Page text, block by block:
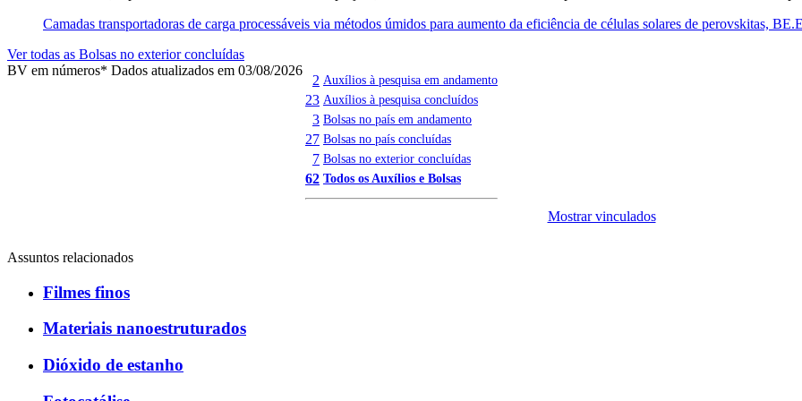
Camadas transportadoras de carga processáveis via métodos úmidos para aumento da eficiência de células solares de perovskitas,
Ver todas as Bolsas no exterior concluídas
BV em números* Dados atualizados em 03/08/2026
2 Auxílios à pesquisa em andamento
23 Auxílios à pesquisa concluídos
3 Bolsas no país em andamento
27 Bolsas no país concluídas
7 Bolsas no exterior concluídas
62 Todos os Auxílios e Bolsas
Mostrar vinculados
Assuntos relacionados
Filmes finos
Materiais nanoestruturados
Dióxido de estanho